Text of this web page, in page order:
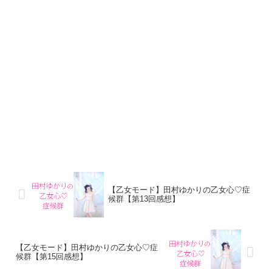
【乙女モード】田村ゆかりの乙女心♡症
候群【第13回感想】
【乙女モード】田村ゆかりの乙女心♡症
候群【第15回感想】